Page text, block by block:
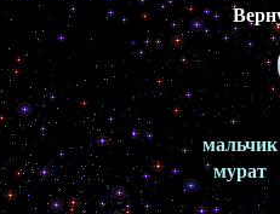
мальчик
мурат